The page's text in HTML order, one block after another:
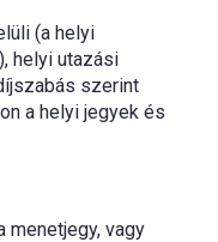
(a helyi
helyi utazási
szerint
a helyi jegyek és
menetjegy, vagy